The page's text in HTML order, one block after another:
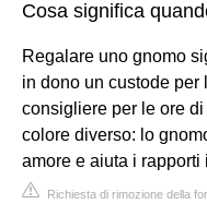
Cosa significa
Regalare uno gnomo
in dono un custode per
consigliere per le ore
colore diverso: lo
amore e aiuta i rapporti
Richiesta di rimozione della